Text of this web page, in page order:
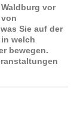
vor
Sie auf der
welch
bewegen.